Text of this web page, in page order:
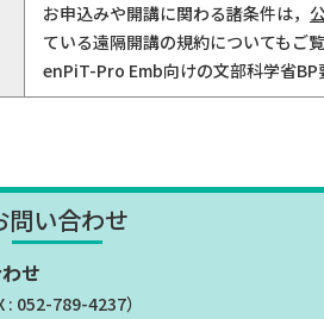
お申込みや開講に関わる諸条件は，
ている遠隔開講の規約についてもご
enPiT-Pro Emb向けの文部科学省
問い合わせ
せ
: 052-789-4237）